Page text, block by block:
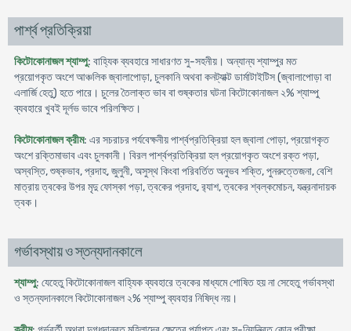
পার্শ্ব প্রতিক্রিয়া
কিটোকোনাজল শ্যাম্পু: বাহ্যিক ব্যবহারে সাধারণত সু-সহনীয়। অন্যান্য শ্যাম্পুর মত
প্রয়োগকৃত অংশে আঞ্চলিক জ্বালাপোড়া, চুলকানি অথবা কনট্যাক্ট ডার্মাটাইটিস (জ্বালাপোড়া বা
এলার্জি হেতু) হতে পারে। চুলের তৈলাক্ত ভাব বা শুষ্কতার ঘটনা কিটোকোনাজল ২% শ্যাম্পু
ব্যবহারে খুবই দূর্লভ ভাবে পরিলক্ষিত।
কিটোকোনাজল ক্রীম: এর সচরাচর পর্যবেক্ষনীয় পার্শ্বপ্রতিক্রিয়া হল জ্বালা পোড়া, প্রয়োগকৃত
অংশে রক্তিমাভাব এবং চুলকানী। বিরল পার্শ্বপ্রতিক্রিয়া হল প্রয়োগকৃত অংশে রক্ত পড়া,
অস্বস্তি, শুষ্কভাব, প্রদাহ, জুলুনী, অসুস্থ কিংবা পরিবর্তিত অনুভব শক্তি, পুনরুত্তেজনা, বেশি
মাত্রায় ত্বকের উপর মৃদু ফোস্কা পড়া, ত্বকের প্রদাহ, র‍্যাশ, ত্বকের শ্বল্কমোচন, যন্ত্রনাদায়ক
ত্বক।
গর্ভাবস্থায় ও স্তন্যদানকালে
শ্যাম্পু: যেহেতু কিটোকোনাজল বাহ্যিক ব্যবহারে ত্বকের মাধ্যমে শোষিত হয় না সেহেতু গর্ভাবস্থা
ও স্তন্যদানকালে কিটোকোনাজল ২% শ্যাম্পু ব্যবহার নিষিদ্ধ নয়।